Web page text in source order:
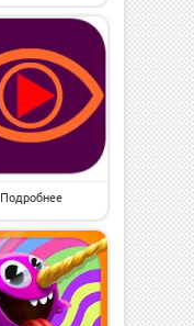
Подробнее